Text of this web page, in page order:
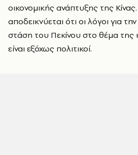
οικονομικής ανάπτυξης της
αποδεικνύεται ότι οι λόγοι για
στάση του Πεκίνου στο θέμα της
είναι εξόχως πολιτικοί.